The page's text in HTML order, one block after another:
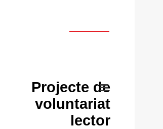
Projecte de
voluntariat
lector